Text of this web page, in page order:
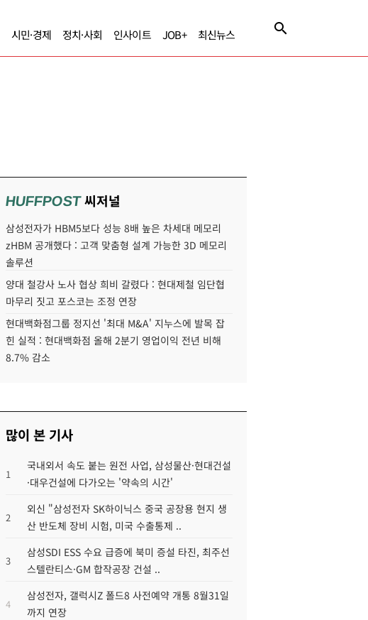
시민·경제 정치·사회 인사이트 JOB+ 최신뉴스
HUFFPOST씨저널
삼성전자가 HBM5보다 성능 8배 높은 차세대 메모리
zHBM 공개했다 : 고객 맞춤형 설계 가능한 3D 메모리
솔루션
양대 철강사 노사 협상 희비 갈렸다 : 현대제철 임단협
마무리 짓고 포스코는 조정 연장
현대백화점그룹 정지선 '최대 M&A' 지누스에 발목 잡
힌 실적 : 현대백화점 올해 2분기 영업이익 전년 비해
8.7% 감소
많이 본 기사
1
국내외서 속도 붙는 원전 사업, 삼성물산·현대건설
·대우건설에 다가오는 '약속의 시간'
2
외신 "삼성전자 SK하이닉스 중국 공장용 현지 생
산 반도체 장비 시험, 미국 수출통제 ..
3
삼성SDI ESS 수요 급증에 북미 증설 타진, 최주선
스텔란티스·GM 합작공장 건설 ..
4
삼성전자, 갤럭시Z 폴드8 사전예약 개통 8월31일
까지 연장